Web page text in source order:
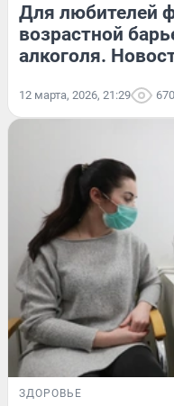
Для любителей
возрастной
алкоголя.
12 марта, 2026, 21:29 670
ЗДОРОВЬЕ